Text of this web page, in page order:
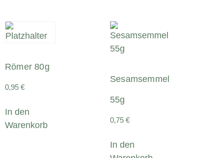
Römer 80g
0,95 €
In den
Warenkorb
Sesamsemmel
55g
0,75 €
In den